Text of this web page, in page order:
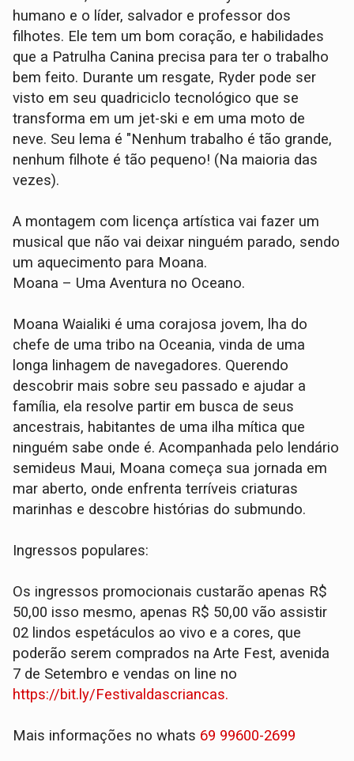
humano e o líder, salvador e professor dos
filhotes. Ele tem um bom coração, e habilidades
que a Patrulha Canina precisa para ter o trabalho
bem feito. Durante um resgate, Ryder pode ser
visto em seu quadriciclo tecnológico que se
transforma em um jet-ski e em uma moto de
neve. Seu lema é "Nenhum trabalho é tão grande,
nenhum filhote é tão pequeno! (Na maioria das
vezes).
A montagem com licença artística vai fazer um
musical que não vai deixar ninguém parado, sendo
um aquecimento para Moana.
Moana – Uma Aventura no Oceano.
Moana Waialiki é uma corajosa jovem, lha do
chefe de uma tribo na Oceania, vinda de uma
longa linhagem de navegadores. Querendo
descobrir mais sobre seu passado e ajudar a
família, ela resolve partir em busca de seus
ancestrais, habitantes de uma ilha mítica que
ninguém sabe onde é. Acompanhada pelo lendário
semideus Maui, Moana começa sua jornada em
mar aberto, onde enfrenta terríveis criaturas
marinhas e descobre histórias do submundo.
Ingressos populares:
Os ingressos promocionais custarão apenas R$
50,00 isso mesmo, apenas R$ 50,00 vão assistir
02 lindos espetáculos ao vivo e a cores, que
poderão serem comprados na Arte Fest, avenida
7 de Setembro e vendas on line no
https://bit.ly/Festivaldascriancas.
Mais informações no whats 69 99600-2699